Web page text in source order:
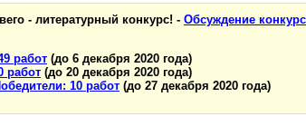
- литературный конкурс! - Обсуждение
работ (до 6 декабря 2020 года)
работ (до 20 декабря 2020 года)
10 работ (до 27 декабря 2020 года)